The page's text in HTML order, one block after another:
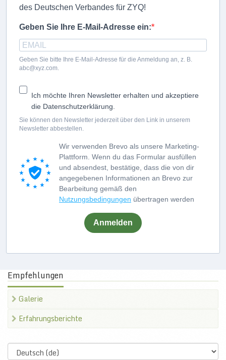
des Deutschen Verbandes für ZYQ!
Geben Sie Ihre E-Mail-Adresse ein:
Geben Sie bitte Ihre E-Mail-Adresse für die Anmeldung an, z. B.
abc@xyz.com.
Ich möchte Ihren Newsletter erhalten und akzeptiere
die Datenschutzerklärung.
Sie können den Newsletter jederzeit über den Link in unserem
Newsletter abbestellen.
Wir verwenden Brevo als unsere Marketing-
Plattform. Wenn du das Formular ausfüllen
und absendest, bestätige, dass die von dir
angegebenen Informationen an Brevo zur
Bearbeitung gemäß den
Nutzungsbedingungen übertragen werden
Anmelden
Empfehlungen
Galerie
Erfahrungsberichte
Select
language